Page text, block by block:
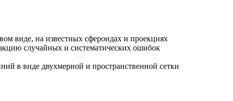
виде, на известных сфероидах и проекциях
случайных и систематических ошибок
в виде двухмерной и пространственной сетки